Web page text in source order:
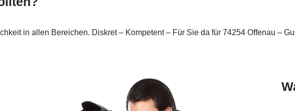
in allen Bereichen. Diskret – Kompetent – Für Sie da für 74254 Offenau –